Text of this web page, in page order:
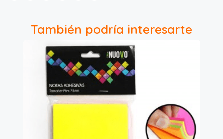
También podría interesarte